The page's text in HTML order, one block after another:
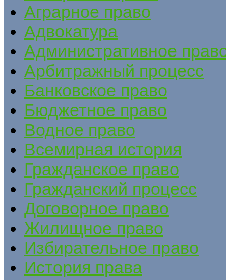
Аграрное право
Адвокатура
Административное
Арбитражный процесс
Банковское право
Бюджетное право
Водное право
Всемирная история
Гражданское право
Гражданский процесс
Договорное право
Жилищное право
Избирательное право
История права